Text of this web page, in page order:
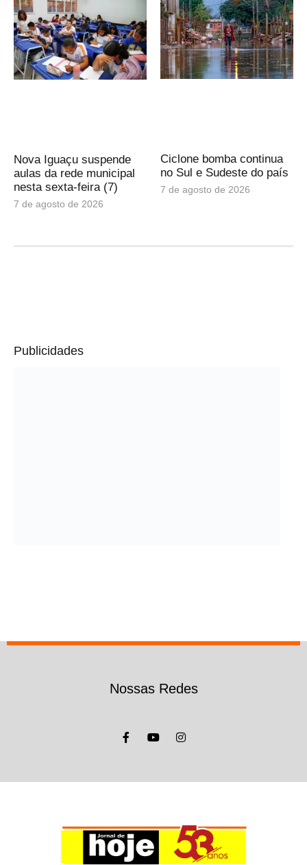
Nova Iguaçu suspende
aulas da rede municipal
nesta sexta-feira (7)
7 de agosto de 2026
Ciclone bomba continua
no Sul e Sudeste do país
7 de agosto de 2026
Publicidades
Nossas Redes